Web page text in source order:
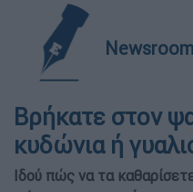
Newsroom
Βρήκατε στον
κυδώνια ή
Ιδού πώς να τα